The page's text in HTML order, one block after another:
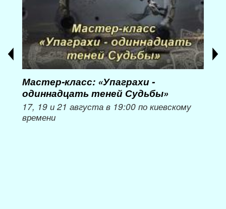
Мастер-класс: «Упаграхи -
одиннадцать теней Судьбы»
17, 19 и 21 августа в 19:00 по киевскому
времени